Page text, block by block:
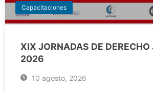
Capacitaciones
XIX JORNADAS DE
2026
10 agosto, 2026